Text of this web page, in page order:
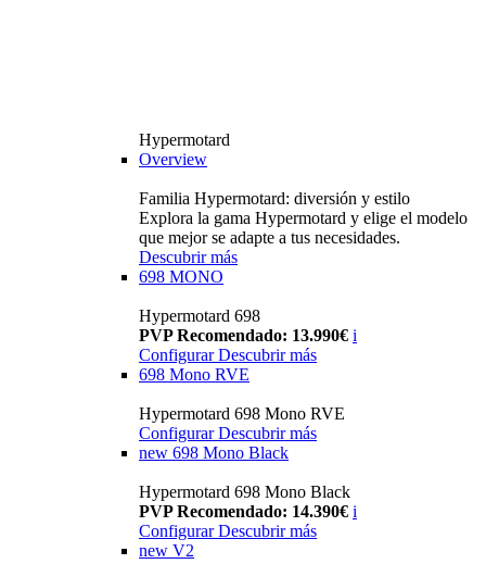
Hypermotard
Overview
Familia Hypermotard: diversión y estilo
Explora la gama Hypermotard y elige el modelo
que mejor se adapte a tus necesidades.
Descubrir más
698 MONO
Hypermotard 698
PVP Recomendado: 13.990€ i
ConfigurarDescubrir más
698 Mono RVE
Hypermotard 698 Mono RVE
Configurar Descubrir más
new 698 Mono Black
Hypermotard 698 Mono Black
PVP Recomendado: 14.390€ i
Configurar Descubrir más
new V2